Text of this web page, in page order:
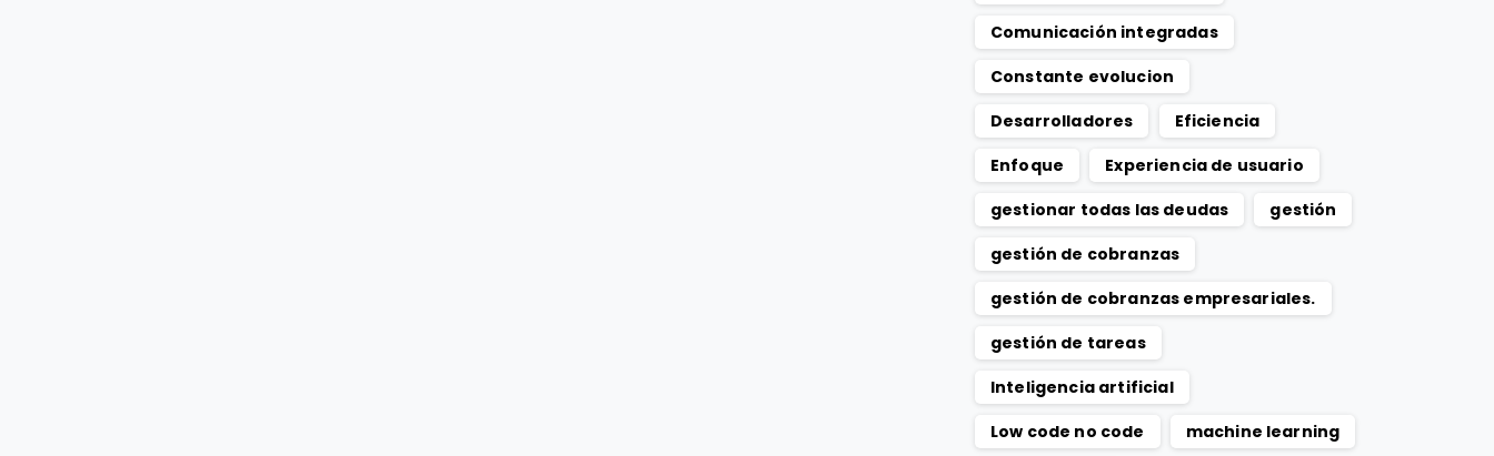
Comunicación integradas
Constante evolucion
Desarrolladores
Eficiencia
Enfoque
Experiencia de usuario
gestionar todas las deudas
gestión
gestión de cobranzas
gestión de cobranzas empresariales.
gestión de tareas
Inteligencia artificial
Low code no code
machine learning